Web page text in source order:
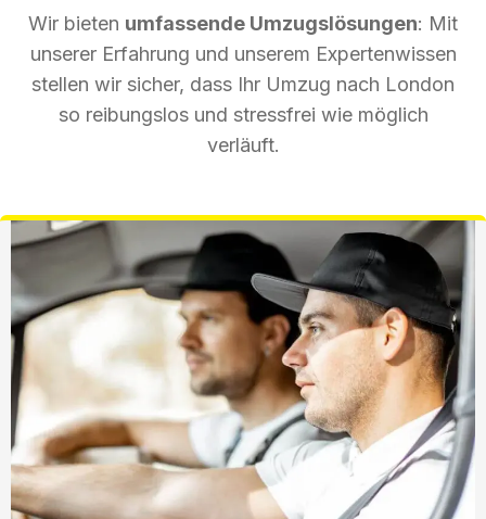
Wir bieten umfassende Umzugslösungen: Mit
unserer Erfahrung und unserem Expertenwissen
stellen wir sicher, dass Ihr Umzug nach London
so reibungslos und stressfrei wie möglich
verläuft.